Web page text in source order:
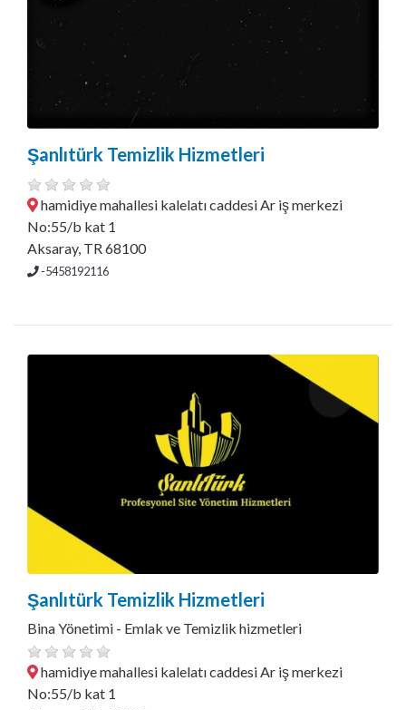
Şanlıtürk Temizlik Hizmetleri
hamidiye mahallesi kalelatı caddesi Ar iş merkezi
No:55/b kat 1
Aksaray, TR 68100
-5458192116
Şanlıtürk Temizlik Hizmetleri
Bina Yönetimi - Emlak ve Temizlik hizmetleri
hamidiye mahallesi kalelatı caddesi Ar iş merkezi
No:55/b kat 1